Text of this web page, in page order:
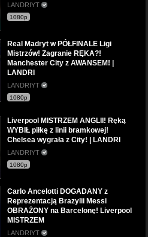
LANDRIYT
1080p
Real Madryt w PÓŁFINALE Ligi
Mistrzów! Zagranie RĘKA?!
Manchester City z AWANSEM! |
LANDRI
LANDRIYT
1080p
Liverpool MISTRZEM ANGLII! Ręką
WYBIŁ piłkę z linii bramkowej!
Chelsea wygrała z City! | LANDRI
LANDRIYT
1080p
Carlo Ancelotti DOGADANY z
Reprezentacją Brazylii Messi
OBRAŻONY na Barcelonę! Liverpool
MISTRZEM
LANDRIYT